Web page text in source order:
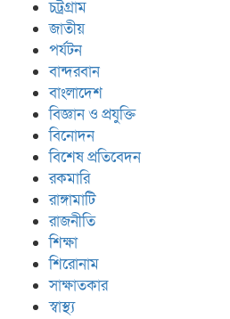
চট্রগ্রাম
জাতীয়
পর্যটন
বান্দরবান
বাংলাদেশ
বিজ্ঞান ও প্রযুক্তি
বিনোদন
বিশেষ প্রতিবেদন
রকমারি
রাঙ্গামাটি
রাজনীতি
শিক্ষা
শিরোনাম
সাক্ষাতকার
স্বাস্থ্য